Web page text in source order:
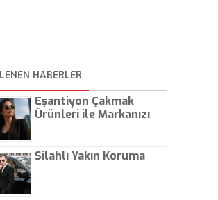
HABERLER
Eşantiyon Çakmak
Ürünleri ile Markanızı
Silahlı Yakın Koruma